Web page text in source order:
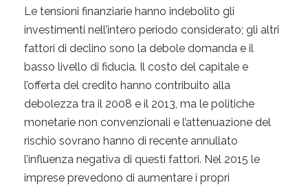
Le tensioni finanziarie hanno indebolito gli
investimenti nell’intero periodo considerato; gli altri
fattori di declino sono la debole domanda e il
basso livello di fiducia. Il costo del capitale e
l’offerta del credito hanno contribuito alla
debolezza tra il 2008 e il 2013, ma le politiche
monetarie non convenzionali e l’attenuazione del
rischio sovrano hanno di recente annullato
l’influenza negativa di questi fattori. Nel 2015 le
imprese prevedono di aumentare i propri